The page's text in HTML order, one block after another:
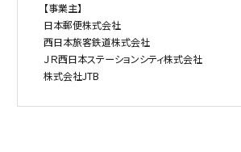
【事業主】
日本郵便株式会社
西日本旅客鉄道株式会社
ＪＲ西日本ステーションシティ株式会社
株式会社JTB